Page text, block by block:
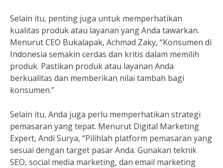
Selain itu, penting juga untuk memperhatikan
kualitas produk atau layanan yang Anda tawarkan.
Menurut CEO Bukalapak, Achmad Zaky, “Konsumen di
Indonesia semakin cerdas dan kritis dalam memilih
produk. Pastikan produk atau layanan Anda
berkualitas dan memberikan nilai tambah bagi
konsumen.”
Selain itu, Anda juga perlu memperhatikan strategi
pemasaran yang tepat. Menurut Digital Marketing
Expert, Andi Surya, “Pilihlah platform pemasaran yang
sesuai dengan target pasar Anda. Gunakan teknik
SEO, social media marketing, dan email marketing